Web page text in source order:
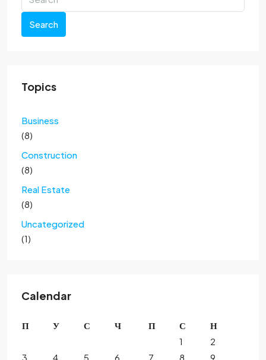
Search
Topics
Business
(8)
Construction
(8)
Real Estate
(8)
Uncategorized
(1)
Calendar
П У С Ч П С
Н
1
2
3
4 5 6 7 8
9